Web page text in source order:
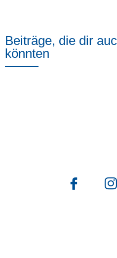
Beiträge, die dir
könnten